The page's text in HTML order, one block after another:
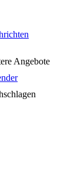
Angebote